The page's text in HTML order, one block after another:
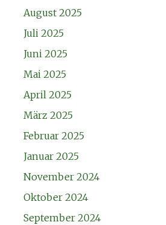
August 2025
Juli 2025
Juni 2025
Mai 2025
April 2025
März 2025
Februar 2025
Januar 2025
November 2024
Oktober 2024
September 2024